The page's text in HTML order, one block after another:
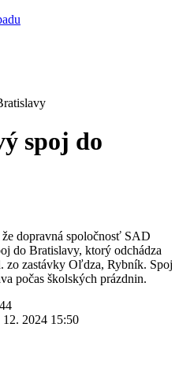
spoj do
dopravná spoločnosť SAD
do Bratislavy, ktorý odchádza
zo zastávky Oľdza, Rybník. Spoj
počas školských prázdnin.
12. 2024 15:50